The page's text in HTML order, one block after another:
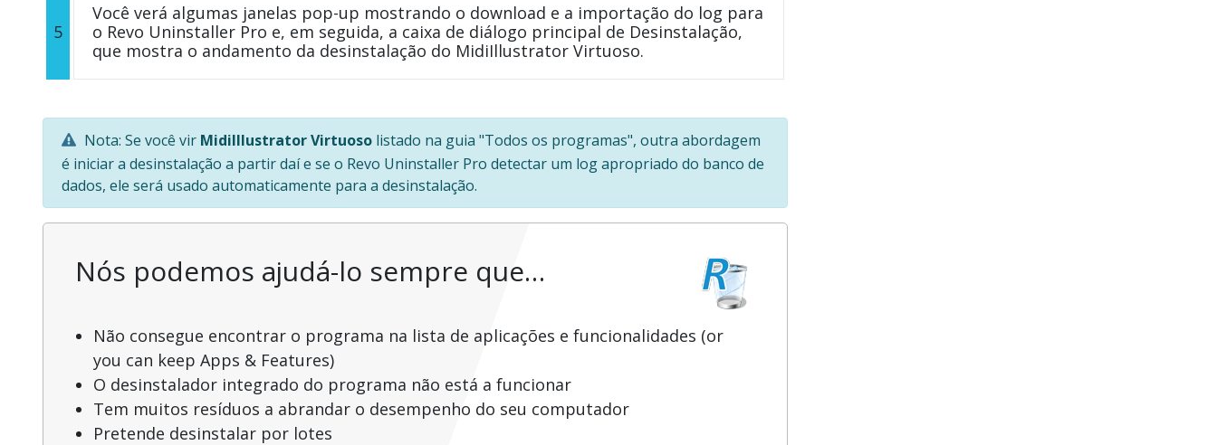
5
Você verá algumas janelas pop-up mostrando o download e a importação do log para
o Revo Uninstaller Pro e, em seguida, a caixa de diálogo principal de Desinstalação,
que mostra o andamento da desinstalação do MidiIllustrator Virtuoso.
Nota: Se você vir MidiIllustrator Virtuoso listado na guia "Todos os programas", outra abordagem
é iniciar a desinstalação a partir daí e se o Revo Uninstaller Pro detectar um log apropriado do banco de
dados, ele será usado automaticamente para a desinstalação.
Nós podemos ajudá-lo sempre que…
Não consegue encontrar o programa na lista de aplicações e funcionalidades (or
you can keep Apps & Features)
O desinstalador integrado do programa não está a funcionar
Tem muitos resíduos a abrandar o desempenho do seu computador
Pretende desinstalar por lotes